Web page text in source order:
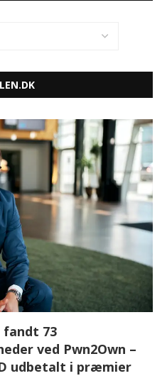
fandt 73
ved Pwn2Own –
udbetalt i præmier